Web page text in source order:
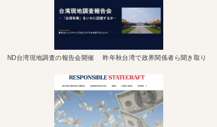
ND台湾現地調査の報告会開催 昨年秋台湾で政界関係者ら聞き取り